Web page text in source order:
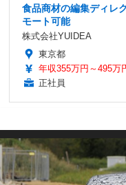
食品商材の編集ディレ
モート可能
株式会社YUIDEA
東京都
年収355万円～495万
正社員